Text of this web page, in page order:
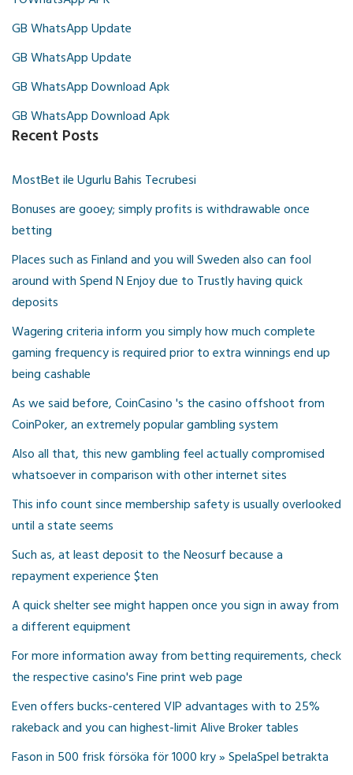
GB WhatsApp Update
GB WhatsApp Update
GB WhatsApp Download Apk
GB WhatsApp Download Apk
Recent Posts
MostBet ile Ugurlu Bahis Tecrubesi
Bonuses are gooey; simply profits is withdrawable once
betting
Places such as Finland and you will Sweden also can fool
around with Spend N Enjoy due to Trustly having quick
deposits
Wagering criteria inform you simply how much complete
gaming frequency is required prior to extra winnings end up
being cashable
As we said before, CoinCasino 's the casino offshoot from
CoinPoker, an extremely popular gambling system
Also all that, this new gambling feel actually compromised
whatsoever in comparison with other internet sites
This info count since membership safety is usually overlooked
until a state seems
Such as, at least deposit to the Neosurf because a
repayment experience $ten
A quick shelter see might happen once you sign in away from
a different equipment
For more information away from betting requirements, check
the respective casino's Fine print web page
Even offers bucks-centered VIP advantages with to 25%
rakeback and you can highest-limit Alive Broker tables
Fason in 500 frisk försöka för 1000 kry » SpelaSpel betrakta